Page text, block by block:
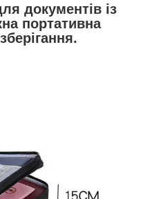
документів із
портативна